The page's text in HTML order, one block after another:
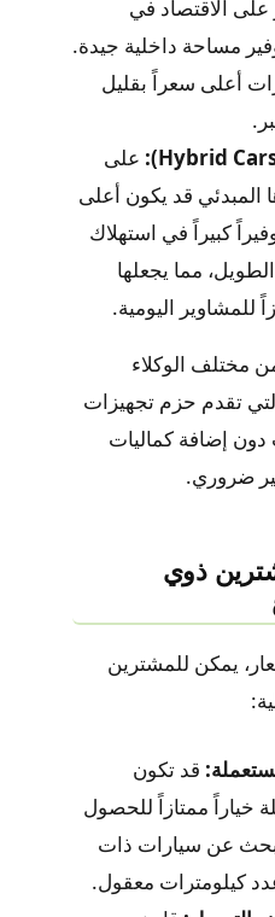
على الاقتصاد في
مساحة داخلية جيدة.
أعلى سعراً بقليل
على
المبدئي قد يكون أعلى
كبيراً في استهلاك
مما يجعلها
للمشاوير اليومية.
مختلف الوكلاء
تقدم حزم تجهيزات
دون إضافة كماليات
ضروري.
ذوي
يمكن للمشترين
قد تكون
خياراً ممتازاً للحصول
عن سيارات ذات
كيلومترات معقول.